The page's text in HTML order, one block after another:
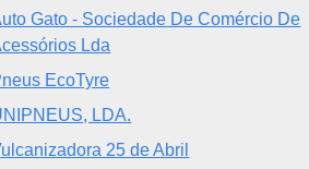
Gato - Sociedade De Comércio De
Lda
EcoTyre
LDA.
25 de Abril